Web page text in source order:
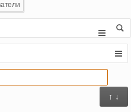
↑ ↓